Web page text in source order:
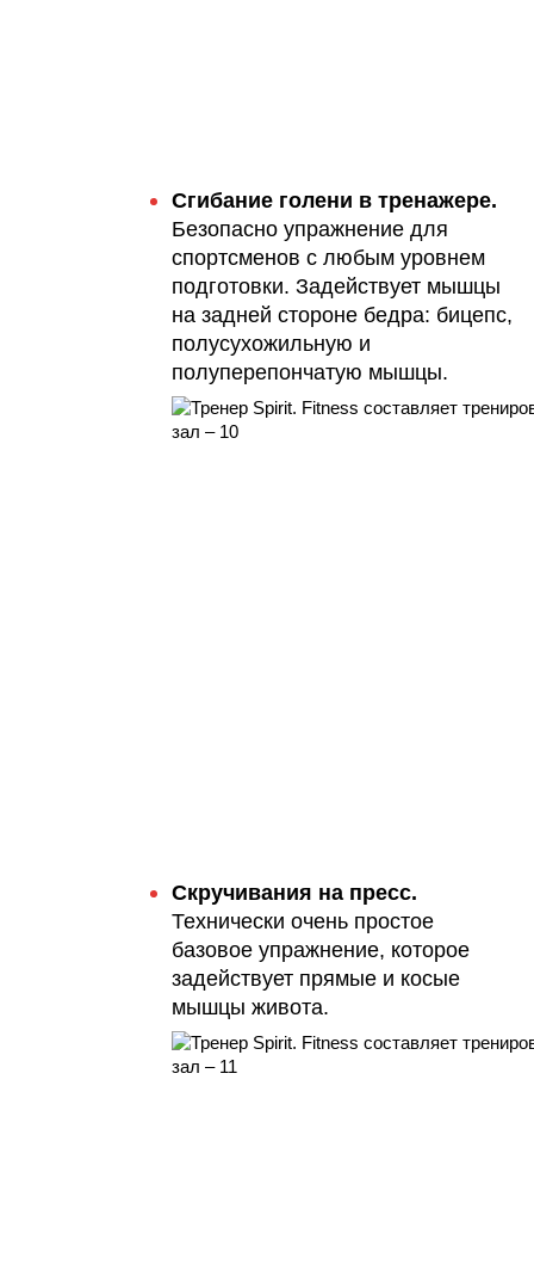
Сгибание голени в тренажере.
Безопасно упражнение для
спортсменов с любым уровнем
подготовки. Задействует мышцы
на задней стороне бедра: бицепс,
полусухожильную и
полуперепончатую мышцы.
Скручивания на пресс.
Технически очень простое
базовое упражнение, которое
задействует прямые и косые
мышцы живота.